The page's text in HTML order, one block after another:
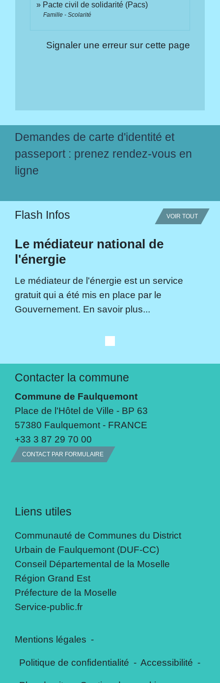
Pacte civil de solidarité (Pacs)
Famille - Scolarité
Signaler une erreur sur cette page
Demandes de carte d'identité et
passeport : prenez rendez-vous en
ligne
Flash Infos VOIR TOUT
Le médiateur national de
l'énergie
Le médiateur de l'énergie est un service
gratuit qui a été mis en place par le
Gouvernement. En savoir plus...
Contacter la commune
Commune de Faulquemont
Place de l'Hôtel de Ville - BP 63
57380 Faulquemont - FRANCE
+33 3 87 29 70 00
CONTACT PAR FORMULAIRE
Liens utiles
Communauté de Communes du District
Urbain de Faulquemont (DUF-CC)
Conseil Départemental de la Moselle
Région Grand Est
Préfecture de la Moselle
Service-public.fr
Mentions légales -
Politique de confidentialité - Accessibilité -